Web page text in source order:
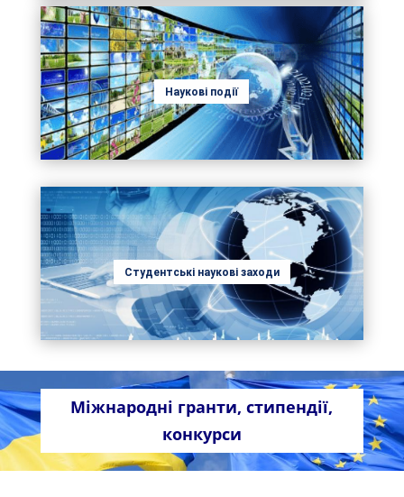
Наукові події
Студентські наукові заходи
Міжнародні гранти, стипендії,
конкурси